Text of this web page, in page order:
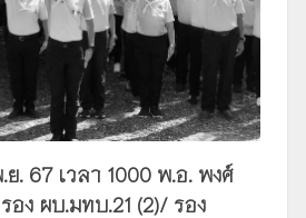
. 67 เวลา 1000 พ.อ. พงศ์
อง ผบ.มทบ.21 (2)/ รอง